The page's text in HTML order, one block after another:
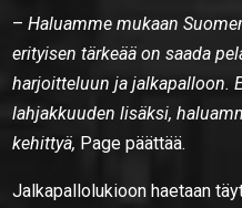
– Haluamme mukaan
erityisen tärkeää on saada
harjoitteluun ja jalkapalloon.
lahjakkuuden lisäksi,
kehittyä, Page päättää.
Jalkapallolukioon haetaan